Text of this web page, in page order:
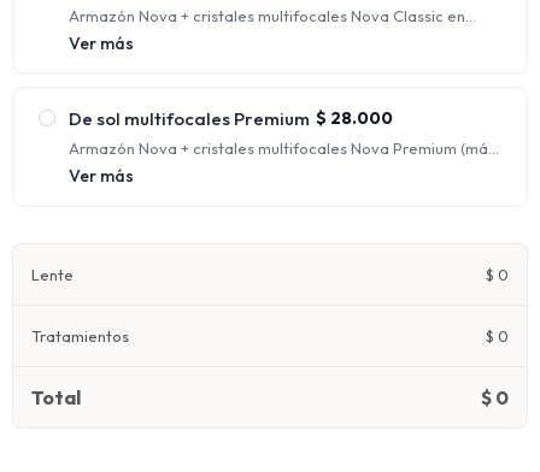
Armazón Nova + cristales multifocales Nova Classic en
policarbonato con protección UV.
Ver más
De sol multifocales Premium $ 28.000
Armazón Nova + cristales multifocales Nova Premium (más
fino y liviano) en orgánico 1.67 con protección UV.
Ver más
Lente $ 0
Tratamientos $ 0
Total $ 0